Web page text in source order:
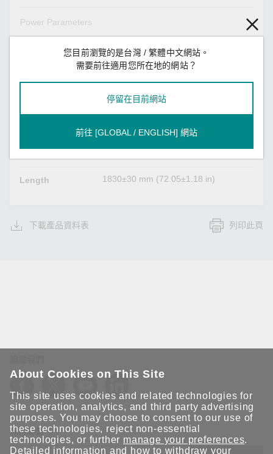
Power Parameters
Input Plug Type
250 VAC
10A
Physical Characteristics
Length 1830±30 mm (72.05±1.18 in)
下載產品資料表 列印此頁
保持聯繫
您目前瀏覽的是台灣 / 繁體中文網站。
需要前往適用您所在地的網站？
停留在目前網站
前往 [GLOBAL / ENGLISH] 網站
About Cookies on This Site
This site uses cookies and related technologies for
site operation, analytics, and third party advertising
purposes. You may choose to consent to our use of
these technologies, reject non-essential
technologies, or further manage your preferences.
Detailed information and how to withdraw your